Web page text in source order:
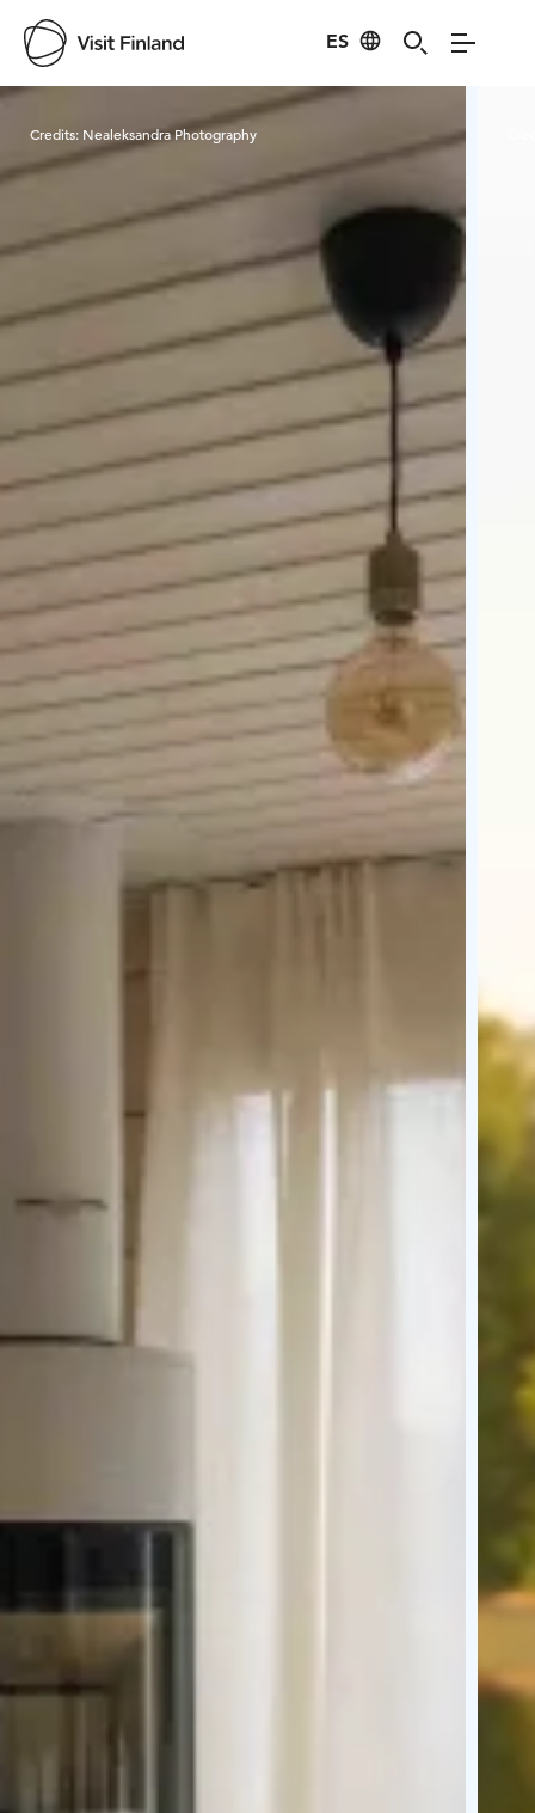
ES
Visit Finland
Credits: Nealeksandra Photography